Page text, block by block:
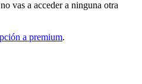
no vas a acceder a ninguna otra
a premium.